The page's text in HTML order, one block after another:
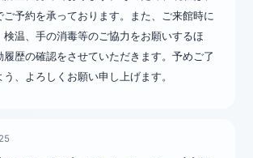
予約を承っております。また、ご来館時に
検温、手の消毒等のご協力をお願いするほ
歴の確認をさせていただきます。予めご了
、よろしくお願い申し上げます。